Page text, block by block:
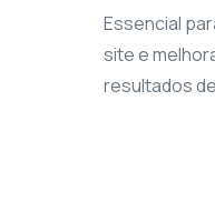
Essencial
site e
resultados